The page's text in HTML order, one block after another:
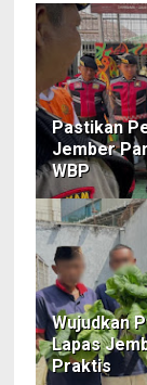
Pastikan
Jember
WBP
Wujudkan
Lapas
Praktis